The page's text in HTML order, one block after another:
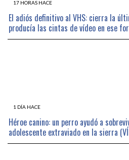
17 HORAS HACE
El adiós definitivo al VHS: cierra la
producía las cintas de vídeo en ese
1 DÍA HACE
Héroe canino: un perro ayudó a
adolescente